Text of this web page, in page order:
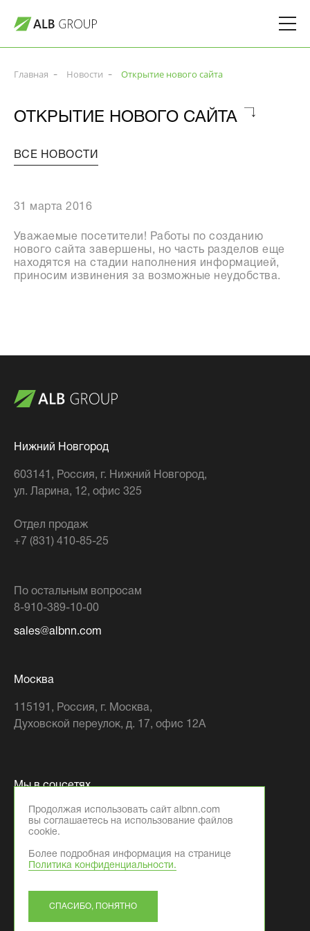
Главная Новости Открытие нового сайта
ОТКРЫТИЕ НОВОГО САЙТА
ВСЕ НОВОСТИ
31 марта 2016
Уважаемые посетители! Работы по созданию
нового сайта завершены, но часть разделов еще
находятся на стадии наполнения информацией,
приносим извинения за возможные неудобства.
Продолжая использовать сайт albnn.com
вы соглашаетесь на использование файлов
cookie.
Более подробная информация на странице
Политика конфиденциальности.
СПАСИБО, ПОНЯТНО
Нижний Новгород
603141 , Россия, г. Нижний Новгород,
ул. Ларина, 12, офис 325
Отдел продаж
+7 (831) 410-85-25
По остальным вопросам
8-910-389-10-00
sales@albnn.com
Москва
115191 , Россия, г. Москва,
Духовской переулок, д. 17, офис 12А
Мы в соцсетях
© 2026 Компания ООО «АЛБ Фэктори»
ИНН: 5261109379